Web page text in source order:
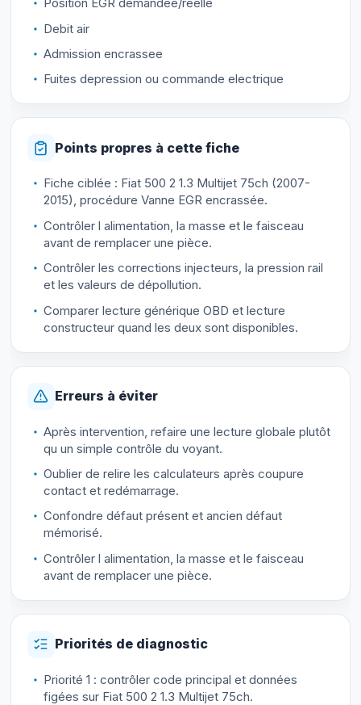
Debit air
Admission encrassee
Fuites depression ou commande electrique
Points propres à cette fiche
Fiche ciblée : Fiat 500 2 1.3 Multijet 75ch (2007-
2015), procédure Vanne EGR encrassée.
Contrôler l alimentation, la masse et le faisceau
avant de remplacer une pièce.
Contrôler les corrections injecteurs, la pression rail
et les valeurs de dépollution.
Comparer lecture générique OBD et lecture
constructeur quand les deux sont disponibles.
Erreurs à éviter
Après intervention, refaire une lecture globale plutôt
qu un simple contrôle du voyant.
Oublier de relire les calculateurs après coupure
contact et redémarrage.
Confondre défaut présent et ancien défaut
mémorisé.
Contrôler l alimentation, la masse et le faisceau
avant de remplacer une pièce.
Priorités de diagnostic
Priorité 1 : contrôler code principal et données
figées sur Fiat 500 2 1.3 Multijet 75ch.